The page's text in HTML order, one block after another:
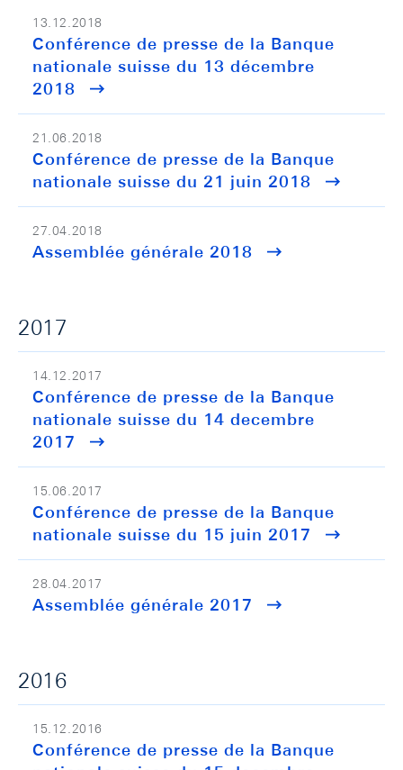
13.12.2018
Conférence de presse de la Banque
nationale suisse du 13 décembre
2018
21.06.2018
Conférence de presse de la Banque
nationale suisse du 21 juin 2018
27.04.2018
Assemblée générale 2018
2017
14.12.2017
Conférence de presse de la Banque
nationale suisse du 14 decembre
2017
15.06.2017
Conférence de presse de la Banque
nationale suisse du 15 juin 2017
28.04.2017
Assemblée générale 2017
2016
15.12.2016
Conférence de presse de la Banque